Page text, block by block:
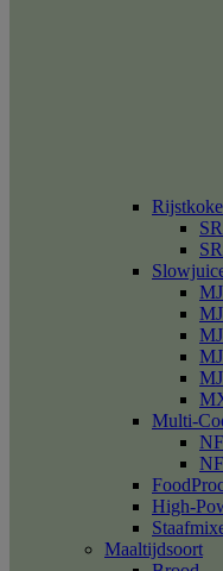
Multi-
High-
Maaltijdsoort